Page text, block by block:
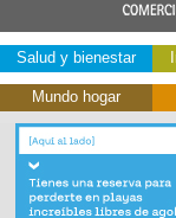
Salud y bienestar
Mundo hogar